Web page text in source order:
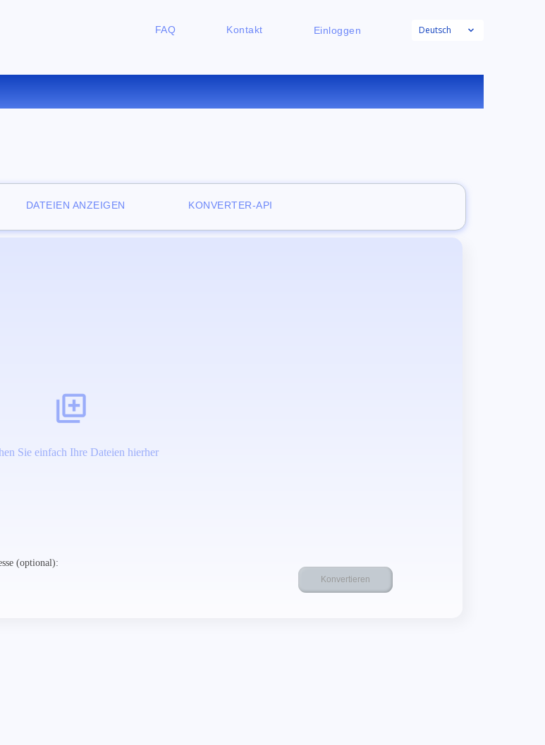
FAQ Kontakt Einloggen Deutsch
SIE ODT ZU EPUB ONLINE
DATEIEN ANZEIGEN KONVERTER-API
Sie einfach Ihre Dateien hierher
(optional):